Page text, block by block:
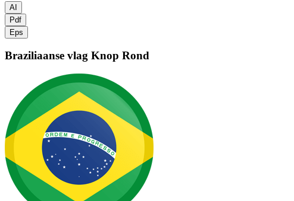
AI
Pdf
Eps
Braziliaanse vlag Knop Rond